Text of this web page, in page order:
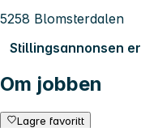
5258 Blomsterdalen
Stillingsannonsen
Om jobben
Lagre favoritt